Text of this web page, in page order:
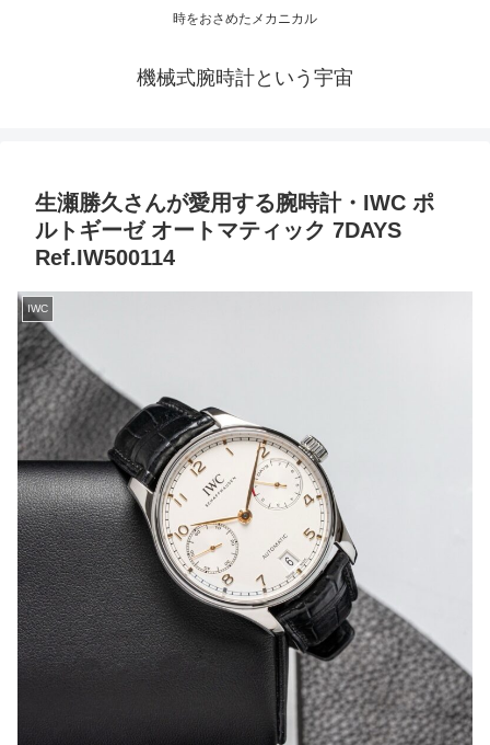
時をおさめたメカニカル
機械式腕時計という宇宙
生瀬勝久さんが愛用する腕時計・IWC ポ
ルトギーゼ オートマティック 7DAYS
Ref.IW500114
IWC